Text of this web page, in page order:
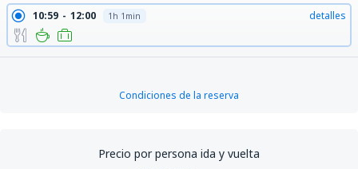
10:59 12:00 1h 1min detalles
Condiciones de la reserva
Precio por persona ida y vuelta